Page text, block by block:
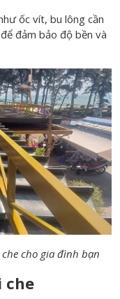
ốc vít, bu lông cần
đảm bảo độ bền và
cho gia đình bạn
che